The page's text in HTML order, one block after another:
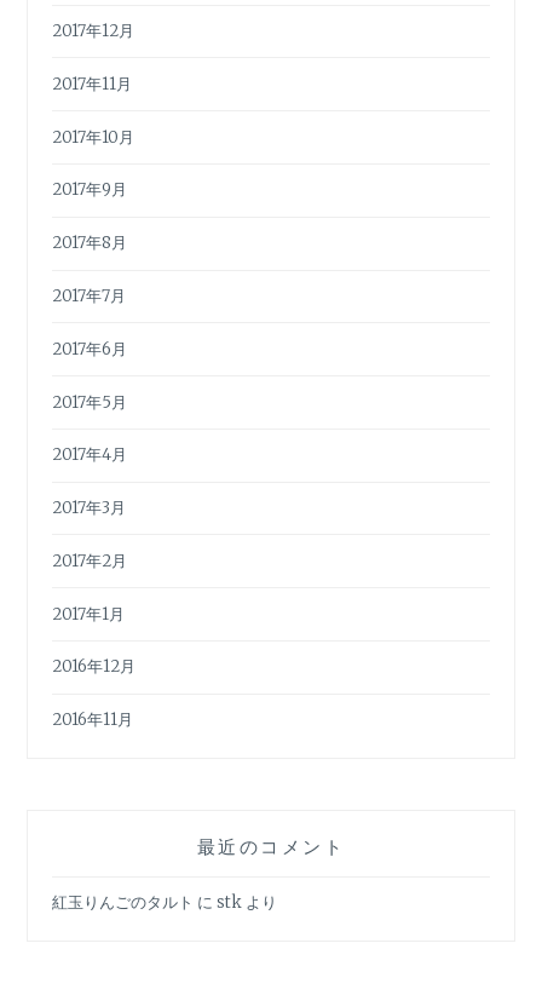
2017年12月
2017年11月
2017年10月
2017年9月
2017年8月
2017年7月
2017年6月
2017年5月
2017年4月
2017年3月
2017年2月
2017年1月
2016年12月
2016年11月
最近のコメント
紅玉りんごのタルト にstk より